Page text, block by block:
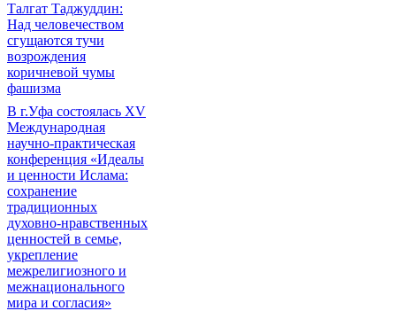
Талгат Таджуддин:
Над человечеством
сгущаются тучи
возрождения
коричневой чумы
фашизма
В г.Уфа состоялась XV
Международная
научно-практическая
конференция «Идеалы
и ценности Ислама:
сохранение
традиционных
духовно-нравственных
ценностей в семье,
укрепление
межрелигиозного и
межнационального
мира и согласия»